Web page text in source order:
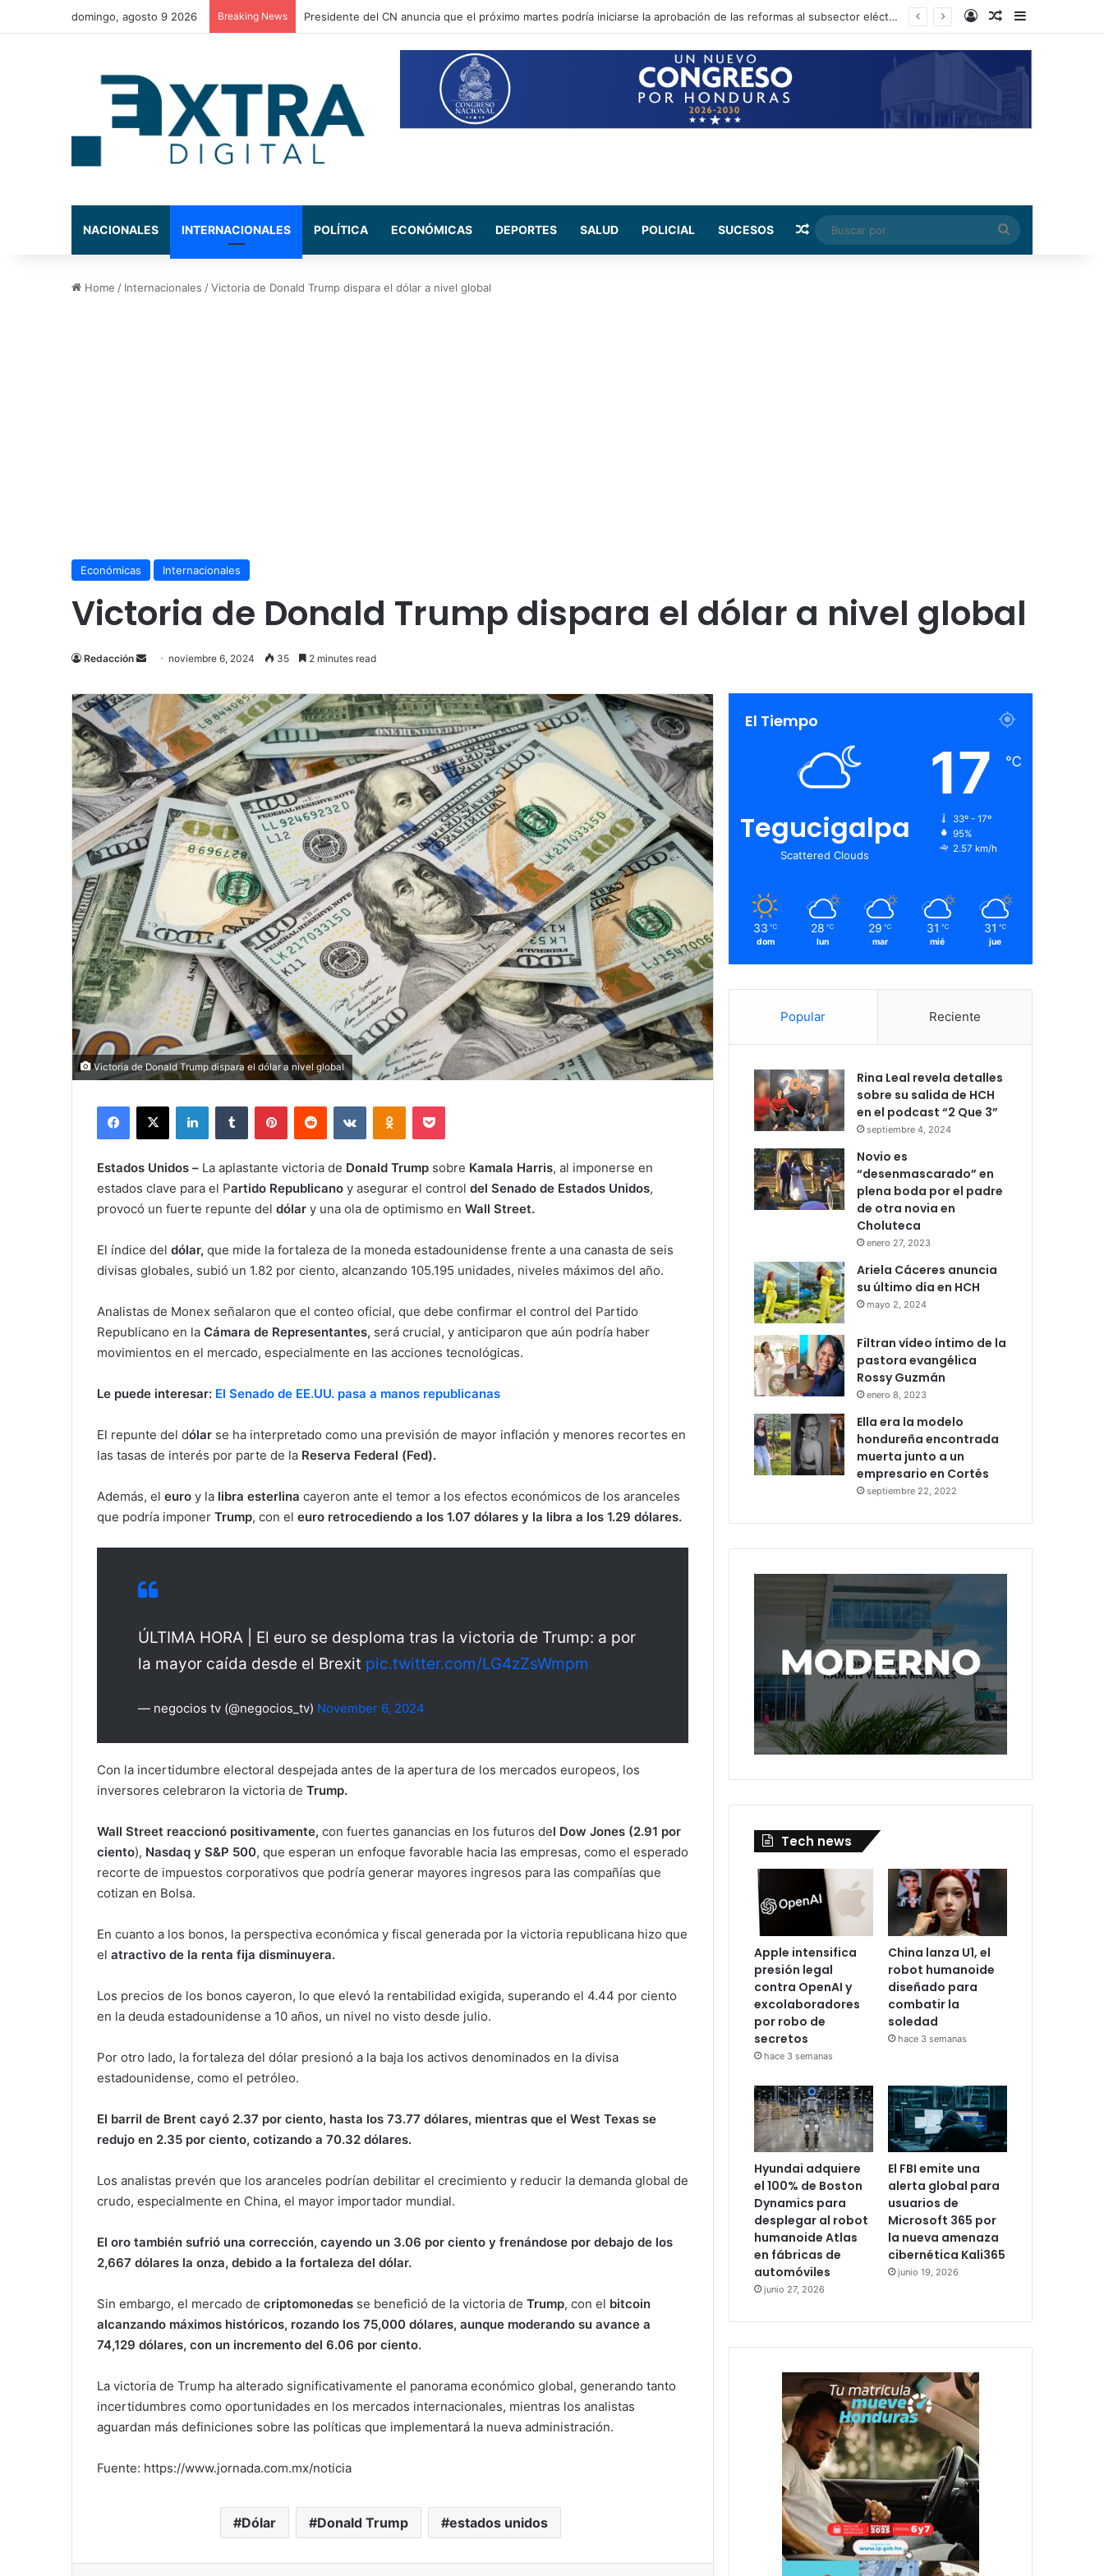
domingo, agosto 9 2026 Breaking News Presidente del CN anuncia que el próximo martes podría iniciarse la aprobación de las reformas al subsector eléctrico Log InRandom Article
Sidebar
NACIONALES INTERNACIONALES POLÍTICA ECONÓMICAS DEPORTES SALUD POLICIAL SUCESOS Random Article
Buscar
por
Home / Internacionales /Victoria de Donald Trump dispara el dólar a nivel global
Económicas Internacionales
Victoria de Donald Trump dispara el dólar a nivel global
Redacción
Send
email
noviembre 6, 2024 35 2 minutes read
Victoria de Donald Trump dispara el dólar a nivel global
Facebook
X LinkedInTumblr PinterestReddit VKontakteOdnoklassniki
Pocket
Estados Unidos – La aplastante victoria de Donald Trump sobre Kamala Harris, al imponerse en
estados clave para el Partido Republicano y asegurar el control del Senado de Estados Unidos,
provocó un fuerte repunte del dólar y una ola de optimismo en Wall Street.
El índice del dólar, que mide la fortaleza de la moneda estadounidense frente a una canasta de seis
divisas globales, subió un 1.82 por ciento, alcanzando 105.195 unidades, niveles máximos del año.
Analistas de Monex señalaron que el conteo oficial, que debe confirmar el control del Partido
Republicano en la Cámara de Representantes, será crucial, y anticiparon que aún podría haber
movimientos en el mercado, especialmente en las acciones tecnológicas.
Le puede interesar: El Senado de EE.UU. pasa a manos republicanas
El repunte del dólar se ha interpretado como una previsión de mayor inflación y menores recortes en
las tasas de interés por parte de la Reserva Federal (Fed).
Además, el euro y la libra esterlina cayeron ante el temor a los efectos económicos de los aranceles
que podría imponer Trump, con el euro retrocediendo a los 1.07 dólares y la libra a los 1.29 dólares.
ÚLTIMA HORA | El euro se desploma tras la victoria de Trump: a por
la mayor caída desde el Brexit pic.twitter.com/LG4zZsWmpm
— negocios tv (@negocios_tv) November 6, 2024
Con la incertidumbre electoral despejada antes de la apertura de los mercados europeos, los
inversores celebraron la victoria de Trump.
Wall Street reaccionó positivamente, con fuertes ganancias en los futuros del Dow Jones (2.91 por
ciento), Nasdaq y S&P 500, que esperan un enfoque favorable hacia las empresas, como el esperado
recorte de impuestos corporativos que podría generar mayores ingresos para las compañías que
cotizan en Bolsa.
En cuanto a los bonos, la perspectiva económica y fiscal generada por la victoria republicana hizo que
el atractivo de la renta fija disminuyera.
Los precios de los bonos cayeron, lo que elevó la rentabilidad exigida, superando el 4.44 por ciento
en la deuda estadounidense a 10 años, un nivel no visto desde julio.
Por otro lado, la fortaleza del dólar presionó a la baja los activos denominados en la divisa
estadounidense, como el petróleo.
El barril de Brent cayó 2.37 por ciento, hasta los 73.77 dólares, mientras que el West Texas se
redujo en 2.35 por ciento, cotizando a 70.32 dólares.
Los analistas prevén que los aranceles podrían debilitar el crecimiento y reducir la demanda global de
crudo, especialmente en China, el mayor importador mundial.
El oro también sufrió una corrección, cayendo un 3.06 por ciento y frenándose por debajo de los
2,667 dólares la onza, debido a la fortaleza del dólar.
Sin embargo, el mercado de criptomonedas se benefició de la victoria de Trump, con el bitcoin
alcanzando máximos históricos, rozando los 75,000 dólares, aunque moderando su avance a
74,129 dólares, con un incremento del 6.06 por ciento.
La victoria de Trump ha alterado significativamente el panorama económico global, generando tanto
incertidumbres como oportunidades en los mercados internacionales, mientras los analistas
aguardan más definiciones sobre las políticas que implementará la nueva administración.
Fuente: https://www.jornada.com.mx/noticia
Dólar Donald Trump estados unidos
El Tiempo
Tegucigalpa
Scattered Clouds
17 ℃
33º - 17º
95%
2.57 km/h
33 ℃
dom
28 ℃
lun
29 ℃
mar
31 ℃
mié
31 ℃
jue
Popular Reciente
Rina Leal revela detalles
sobre su salida de HCH
en el podcast “2 Que 3”
septiembre 4, 2024
Novio es
“desenmascarado” en
plena boda por el padre
de otra novia en
Choluteca
enero 27, 2023
Ariela Cáceres anuncia
su último día en HCH
mayo 2, 2024
Filtran vídeo íntimo de la
pastora evangélica
Rossy Guzmán
enero 8, 2023
Ella era la modelo
hondureña encontrada
muerta junto a un
empresario en Cortés
septiembre 22, 2022
Tech news
Apple intensifica
presión legal
contra OpenAI y
excolaboradores
por robo de
secretos
hace 3 semanas
China lanza U1, el
robot humanoide
diseñado para
combatir la
soledad
hace 3 semanas
Hyundai adquiere
el 100% de Boston
Dynamics para
desplegar al robot
humanoide Atlas
en fábricas de
automóviles
junio 27, 2026
El FBI emite una
alerta global para
usuarios de
Microsoft 365 por
la nueva amenaza
cibernética Kali365
junio 19, 2026